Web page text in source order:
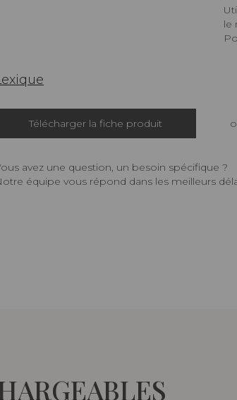
Utiliser les repères pour faire
le
Télécharger la fiche produit
avez une question, un besoin spécifique ?
équipe vous répond dans les meilleurs